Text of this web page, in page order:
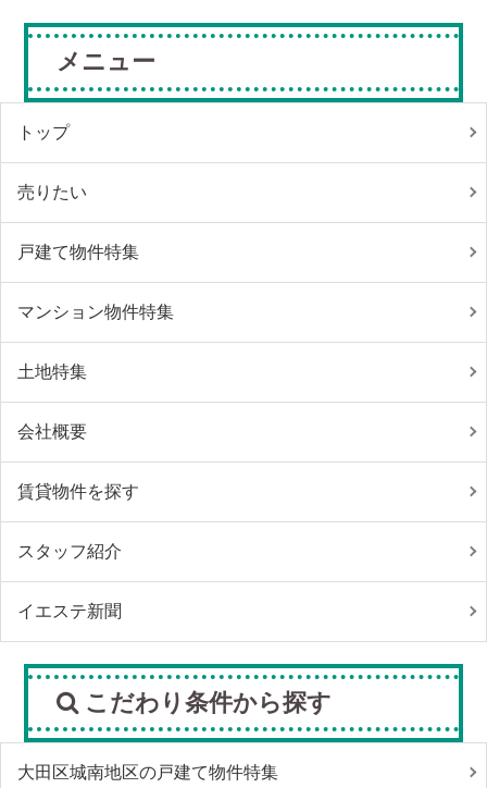
メニュー
トップ
売りたい
戸建て物件特集
マンション物件特集
土地特集
会社概要
賃貸物件を探す
スタッフ紹介
イエステ新聞
こだわり条件から探す
大田区城南地区の戸建て物件特集